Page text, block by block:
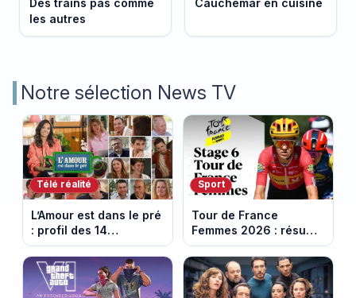
Des trains pas comme
les autres
Cauchemar en cuisine
Notre sélection News TV
Télé réalité
L’Amour est dans le pré
: profil des 14
agriculteurs, speed
dating inédit et de
nouvelles histoires
d’amour
Sport
Tour de France
Femmes 2026 : résumé
vidéo de la 6e étape
entre Montbrison et
Tournon-sur-Rhône